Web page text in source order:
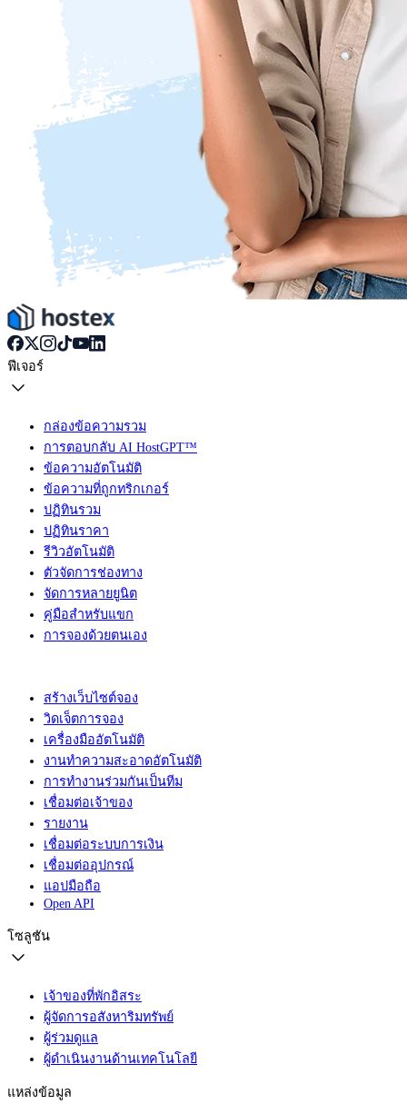
ฟีเจอร์
กล่องข้อความรวม
การตอบกลับ AI HostGPT™
ข้อความอัตโนมัติ
ข้อความที่ถูกทริกเกอร์
ปฏิทินรวม
ปฏิทินราคา
รีวิวอัตโนมัติ
ตัวจัดการช่องทาง
จัดการหลายยูนิต
คู่มือสำหรับแขก
การจองด้วยตนเอง
สร้างเว็บไซต์จอง
วิดเจ็ตการจอง
เครื่องมืออัตโนมัติ
งานทำความสะอาดอัตโนมัติ
การทำงานร่วมกันเป็นทีม
เชื่อมต่อเจ้าของ
รายงาน
เชื่อมต่อระบบการเงิน
เชื่อมต่ออุปกรณ์
แอปมือถือ
Open API
โซลูชัน
เจ้าของที่พักอิสระ
ผู้จัดการอสังหาริมทรัพย์
ผู้ร่วมดูแล
ผู้ดำเนินงานด้านเทคโนโลยี
แหล่งข้อมูล